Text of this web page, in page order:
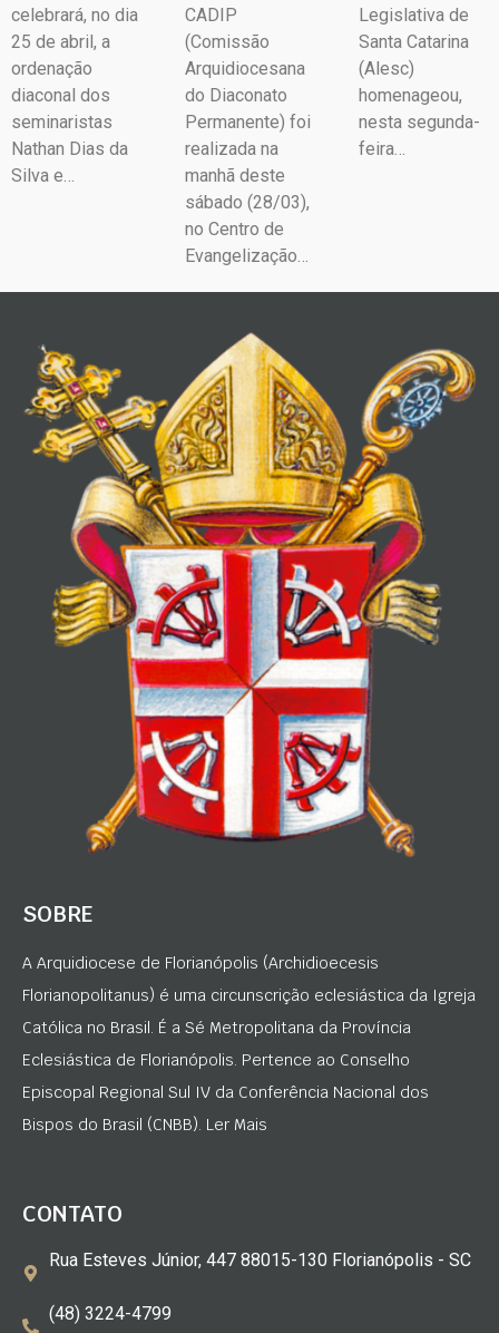
celebrará, no dia
25 de abril, a
ordenação
diaconal dos
seminaristas
Nathan Dias da
Silva e…
CADIP
(Comissão
Arquidiocesana
do Diaconato
Permanente) foi
realizada na
manhã deste
sábado (28/03),
no Centro de
Evangelização…
Legislativa de
Santa Catarina
(Alesc)
homenageou,
nesta segunda-
feira…
SOBRE
A Arquidiocese de Florianópolis (Archidioecesis
Florianopolitanus) é uma circunscrição eclesiástica da Igreja
Católica no Brasil. É a Sé Metropolitana da Província
Eclesiástica de Florianópolis. Pertence ao Conselho
Episcopal Regional Sul IV da Conferência Nacional dos
Bispos do Brasil (CNBB). Ler Mais
CONTATO
Rua Esteves Júnior, 447 88015-130 Florianópolis - SC
(48) 3224-4799